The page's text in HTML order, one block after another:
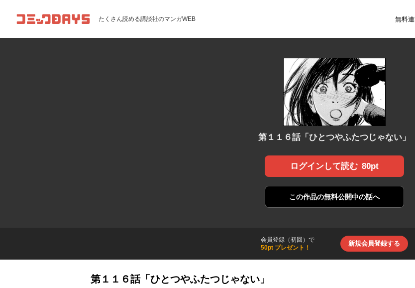
コミックDAYS たくさん読める講談社のマンガWEB 無料
第１１６話「ひとつやふたつじゃない」
ログインして読む 80pt
この作品の無料公開中の話へ
会員登録（初回）で
50pt プレゼント！
新規会員登録する
第１１６話「ひとつやふたつじゃない」